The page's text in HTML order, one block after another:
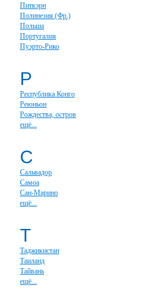
Питкэрн
Полинезия (Фр.)
Польша
Португалия
Пуэрто-Рико
Р
Республика Конго
Реюньон
Рождества, остров
ещё...
С
Сальвадор
Самоа
Сан-Марино
ещё...
Т
Таджикистан
Таиланд
Тайвань
ещё...